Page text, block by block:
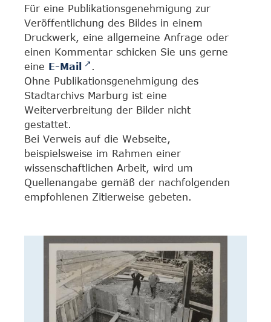
Für eine Publikationsgenehmigung zur
Veröffentlichung des Bildes in einem
Druckwerk, eine allgemeine Anfrage oder
einen Kommentar schicken Sie uns gerne
eine E-Mail
.
Ohne Publikationsgenehmigung des
Stadtarchivs Marburg ist eine
Weiterverbreitung der Bilder nicht
gestattet.
Bei Verweis auf die Webseite,
beispielsweise im Rahmen einer
wissenschaftlichen Arbeit, wird um
Quellenangabe gemäß der nachfolgenden
empfohlenen Zitierweise gebeten.